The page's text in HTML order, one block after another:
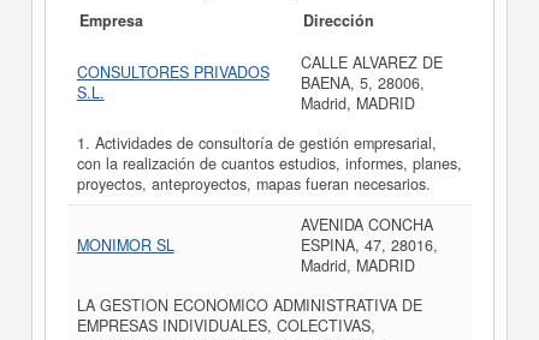
Empresa Dirección
CONSULTORES PRIVADOS
S.L.
CALLE ALVAREZ DE
BAENA, 5, 28006,
Madrid, MADRID
1. Actividades de consultoría de gestión empresarial,
con la realización de cuantos estudios, informes, planes,
proyectos, anteproyectos, mapas fueran necesarios.
MONIMOR SL
AVENIDA CONCHA
ESPINA, 47, 28016,
Madrid, MADRID
LA GESTION ECONOMICO ADMINISTRATIVA DE
EMPRESAS INDIVIDUALES, COLECTIVAS,